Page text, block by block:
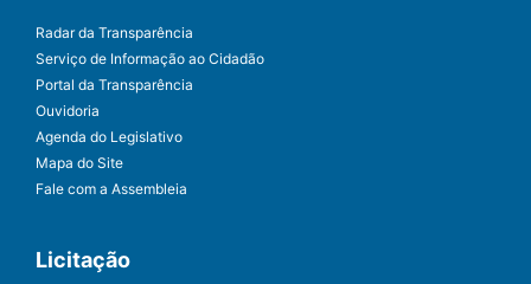
Radar da Transparência
Serviço de Informação ao Cidadão
Portal da Transparência
Ouvidoria
Agenda do Legislativo
Mapa do Site
Fale com a Assembleia
Licitação